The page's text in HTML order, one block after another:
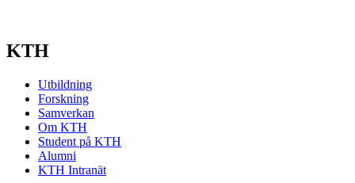
KTH
Utbildning
Forskning
Samverkan
Om KTH
Student på KTH
Alumni
KTH Intranät